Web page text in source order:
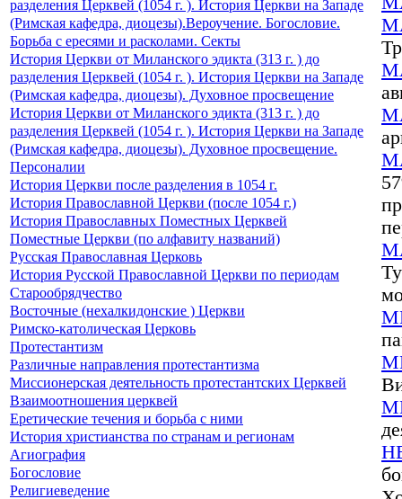
разделения Церквей (1054 г. ). История Церкви на Западе
(Римская кафедра, диоцезы).Вероучение. Богословие.
Борьба с ересями и расколами. Секты
История Церкви от Миланского эдикта (313 г. ) до
разделения Церквей (1054 г. ). История Церкви на Западе
(Римская кафедра, диоцезы). Духовное просвещение
История Церкви от Миланского эдикта (313 г. ) до
разделения Церквей (1054 г. ). История Церкви на Западе
(Римская кафедра, диоцезы). Духовное просвещение.
Персоналии
История Церкви после разделения в 1054 г.
История Православной Церкви (после 1054 г.)
История Православных Поместных Церквей
Поместные Церкви (по алфавиту названий)
Русская Православная Церковь
История Русской Православной Церкви по периодам
Старообрядчество
Восточные (нехалкидонские ) Церкви
Римско-католическая Церковь
Протестантизм
Различные направления протестантизма
Миссионерская деятельность протестантских Церквей
Взаимоотношения церквей
Еретические течения и борьба с ними
История христианства по странам и регионам
Агиография
Богословие
Религиеведение